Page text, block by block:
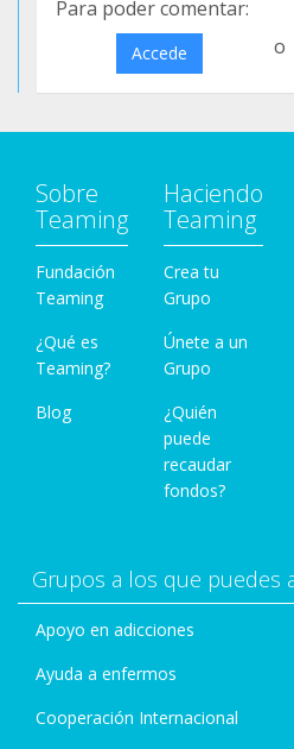
Para poder comentar:
Accede o
Sobre
Teaming
Fundación
Teaming
¿Qué es
Teaming?
Blog
Haciendo
Teaming
Crea tu
Grupo
Únete a un
Grupo
¿Quién
puede
recaudar
fondos?
Grupos a los que puedes
Apoyo en adicciones
Ayuda a enfermos
Cooperación Internacional